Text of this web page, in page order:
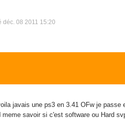
déc. 08 2011 15:20
javais une ps3 en 3.41 OFw je
meme savoir si c'est software ou Hard